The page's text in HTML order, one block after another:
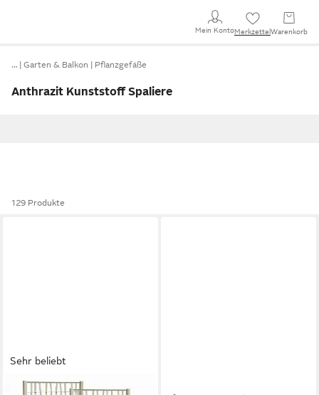
Mein KontoMerkzettel Warenkorb
… Garten & Balkon Pflanzgefäße
Anthrazit Kunststoff Spaliere
129 Produkte
Sehr beliebt
KREHER